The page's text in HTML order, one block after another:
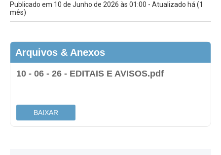
Publicado em 10 de Junho de 2026 às 01:00 - Atualizado há (1
mês)
Arquivos & Anexos
10 - 06 - 26 - EDITAIS E AVISOS.pdf
BAIXAR